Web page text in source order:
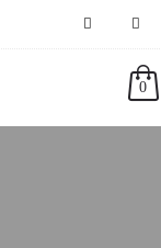
0